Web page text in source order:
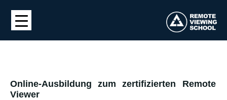
Online-Ausbildung zum zertifizierten Remote
Viewer